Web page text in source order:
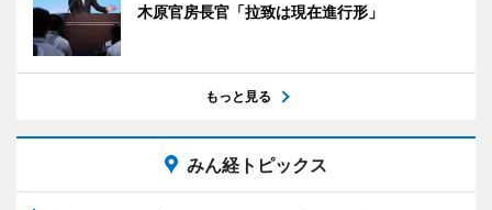
木原官房長官「拉致は現在進行形」
もっと見る
みん経トピックス